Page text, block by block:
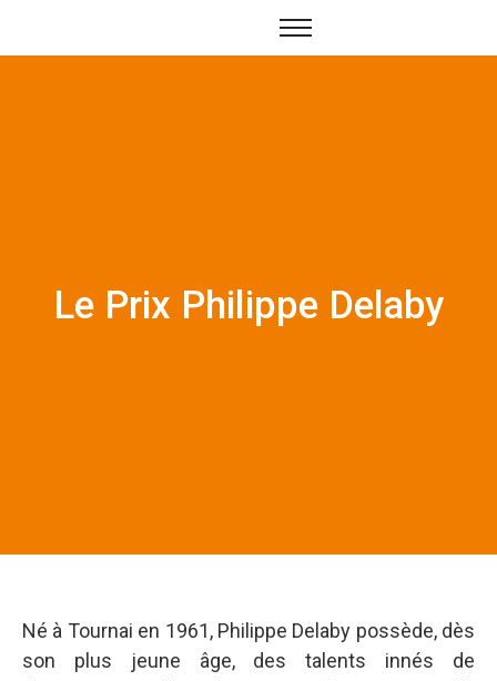
Le Prix Philippe Delaby
Né à Tournai en 1961, Philippe Delaby possède, dès
son plus jeune âge, des talents innés de